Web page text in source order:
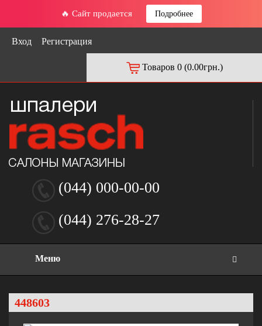
🔥 Сайт продается Подробнее
Вход Регистрация
Товаров 0 (0.00грн.)
(044) 000-00-00
(044) 276-28-27
Меню
448603